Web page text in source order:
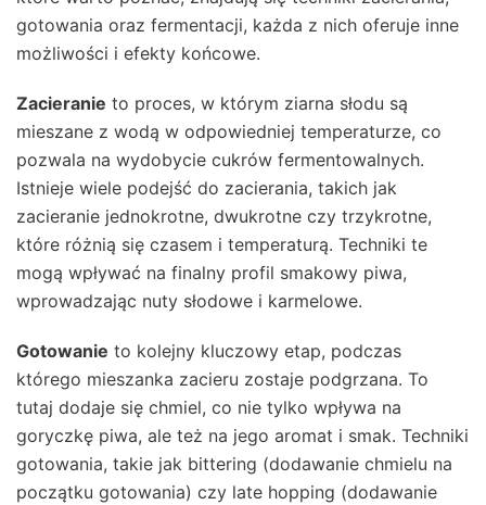
gotowania oraz fermentacji, każda z nich oferuje inne
możliwości i efekty końcowe.
Zacieranie to proces, w którym ziarna słodu są
mieszane z wodą w odpowiedniej temperaturze, co
pozwala na wydobycie cukrów fermentowalnych.
Istnieje wiele podejść do zacierania, takich jak
zacieranie jednokrotne, dwukrotne czy trzykrotne,
które różnią się czasem i temperaturą. Techniki te
mogą wpływać na finalny profil smakowy piwa,
wprowadzając nuty słodowe i karmelowe.
Gotowanie to kolejny kluczowy etap, podczas
którego mieszanka zacieru zostaje podgrzana. To
tutaj dodaje się chmiel, co nie tylko wpływa na
goryczkę piwa, ale też na jego aromat i smak. Techniki
gotowania, takie jak bittering (dodawanie chmielu na
początku gotowania) czy late hopping (dodawanie